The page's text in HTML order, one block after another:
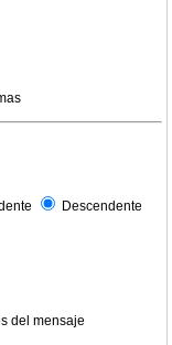
Descendente
del mensaje